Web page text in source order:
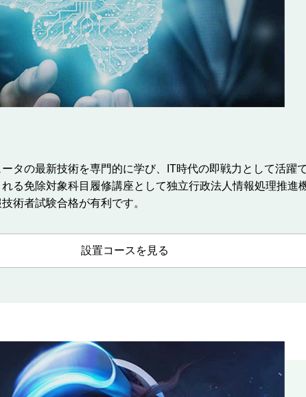
タの最新技術を専門的に学び、IT時代の即戦力として活躍
る免除対象科目履修講座として独立行政法人情報処理推進
術者試験合格が有利です。
設置コースを見る